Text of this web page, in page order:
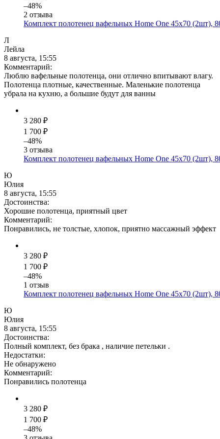
–48%
2 отзыва
Комплект полотенец вафельных Home One 45х70 (2шт),
Л
Лейла
8 августа, 15:55
Комментарий:
Люблю вафельные полотенца, они отлично впитывают влагу.
Полотенца плотные, качественные. Маленькие полотенца
убрала на кухню, а большие будут для ванны
3 280 ₽
1 700 ₽
–48%
3 отзыва
Комплект полотенец вафельных Home One 45х70 (2шт),
Ю
Юлия
8 августа, 15:55
Достоинства:
Хорошие полотенца, приятный цвет
Комментарий:
Понравились, не толстые, хлопок, приятно массажный эффект
3 280 ₽
1 700 ₽
–48%
1 отзыв
Комплект полотенец вафельных Home One 45х70 (2шт),
Ю
Юлия
8 августа, 15:55
Достоинства:
Полный комплект, без брака , наличие петельки .
Недостатки:
Не обнаружено
Комментарий:
Понравились полотенца
3 280 ₽
1 700 ₽
–48%